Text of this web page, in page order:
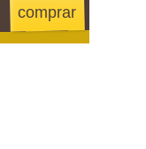
comprar